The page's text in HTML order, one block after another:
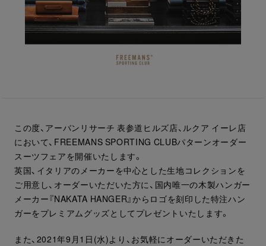
この度、アーバンリサーチ 表参道ヒルズ店、ルクア イーレ店
において、FREEMANS SPORTING CLUBパターンオーダー
スーツフェアを開催いたします。
英国、イタリアのメーカーを中心とした生地コレクションを
ご用意し、オーダーいただいた方に、国内唯一の木製ハンガー
メーカー『NAKATA HANGER』からロゴを刻印した特注ハン
ガーをプレミアムグッズとしてプレゼントいたします。
また、2021年9月1日(水)より、お気軽にオーダーいただきた